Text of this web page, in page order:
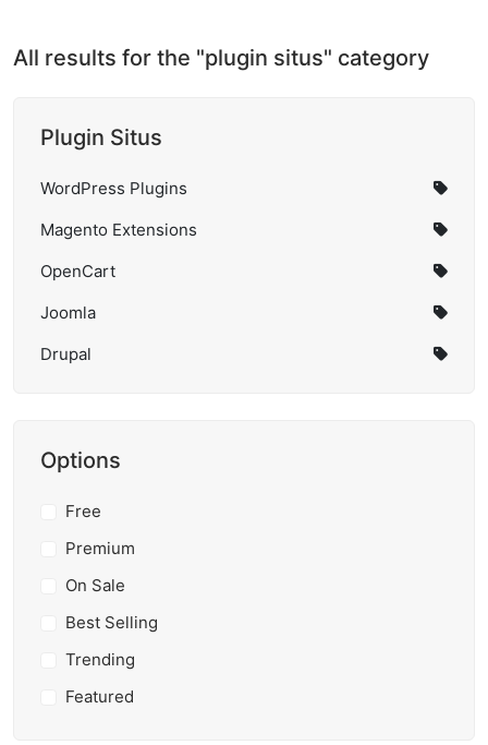
All results for the "plugin situs" category
Plugin Situs
WordPress Plugins
Magento Extensions
OpenCart
Joomla
Drupal
Options
Free
Premium
On Sale
Best Selling
Trending
Featured